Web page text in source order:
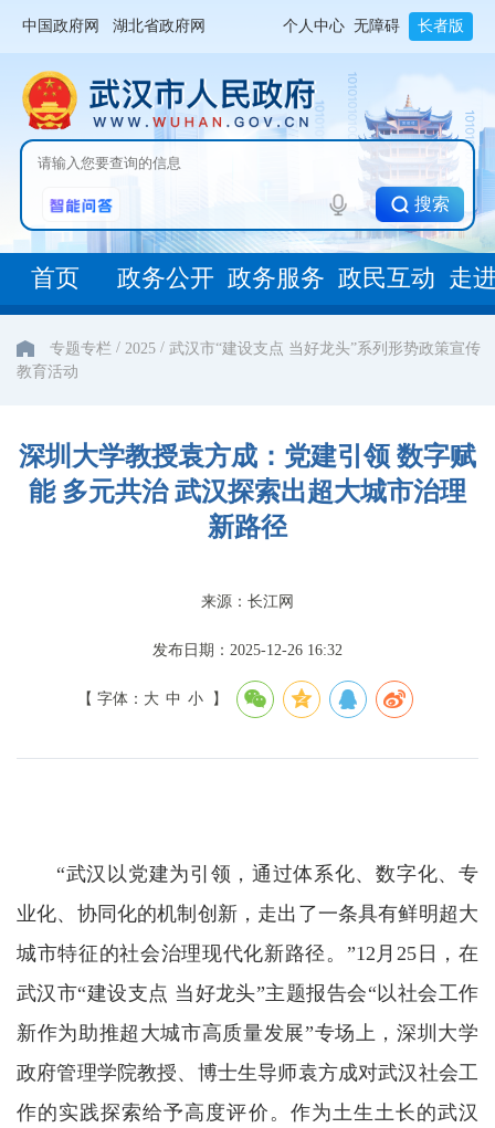
中国政府网 湖北省政府网 个人中心 无障碍 长者版
搜索
首页 政务公开 政务服务 政民互动 走
专题专栏 / 2025 / 武汉市“建设支点 当好龙头”系列形势政策宣传
教育活动
深圳大学教授袁方成：党建引领 数字赋
能 多元共治 武汉探索出超大城市治理
新路径
来源：长江网
发布日期：2025-12-26 16:32
【 字体： 大 中 小 】
“武汉以党建为引领，通过体系化、数字化、专
业化、协同化的机制创新，走出了一条具有鲜明超大
城市特征的社会治理现代化新路径。”12月25日，在
武汉市“建设支点 当好龙头”主题报告会“以社会工作
新作为助推超大城市高质量发展”专场上，深圳大学
政府管理学院教授、博士生导师袁方成对武汉社会工
作的实践探索给予高度评价。作为土生土长的武汉